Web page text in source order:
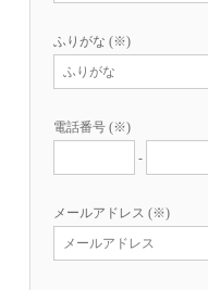
ふりがな(※)
電話番号(※)
-
メールアドレス(※)